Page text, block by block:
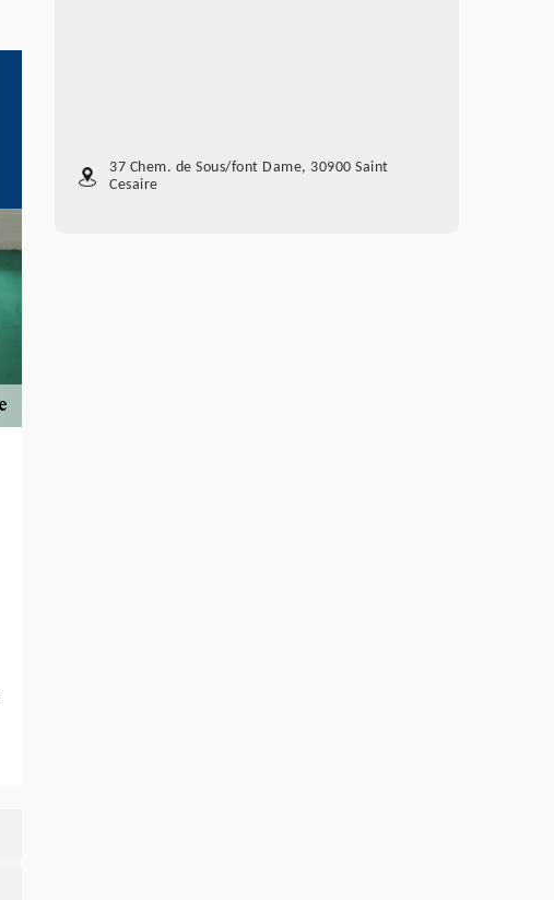
37 Chem. de Sous/font Dame, 30900 Saint
Cesaire